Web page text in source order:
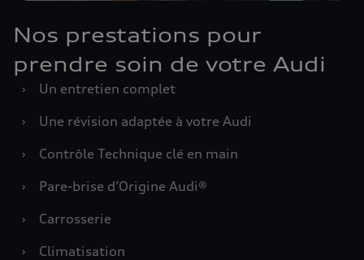
Nos prestations pour
prendre soin de votre Audi
›
Un entretien complet
›
Une révision adaptée à votre Audi
›
Contrôle Technique clé en main
›
Pare-brise d’Origine Audi®
›
Carrosserie
›
Climatisation